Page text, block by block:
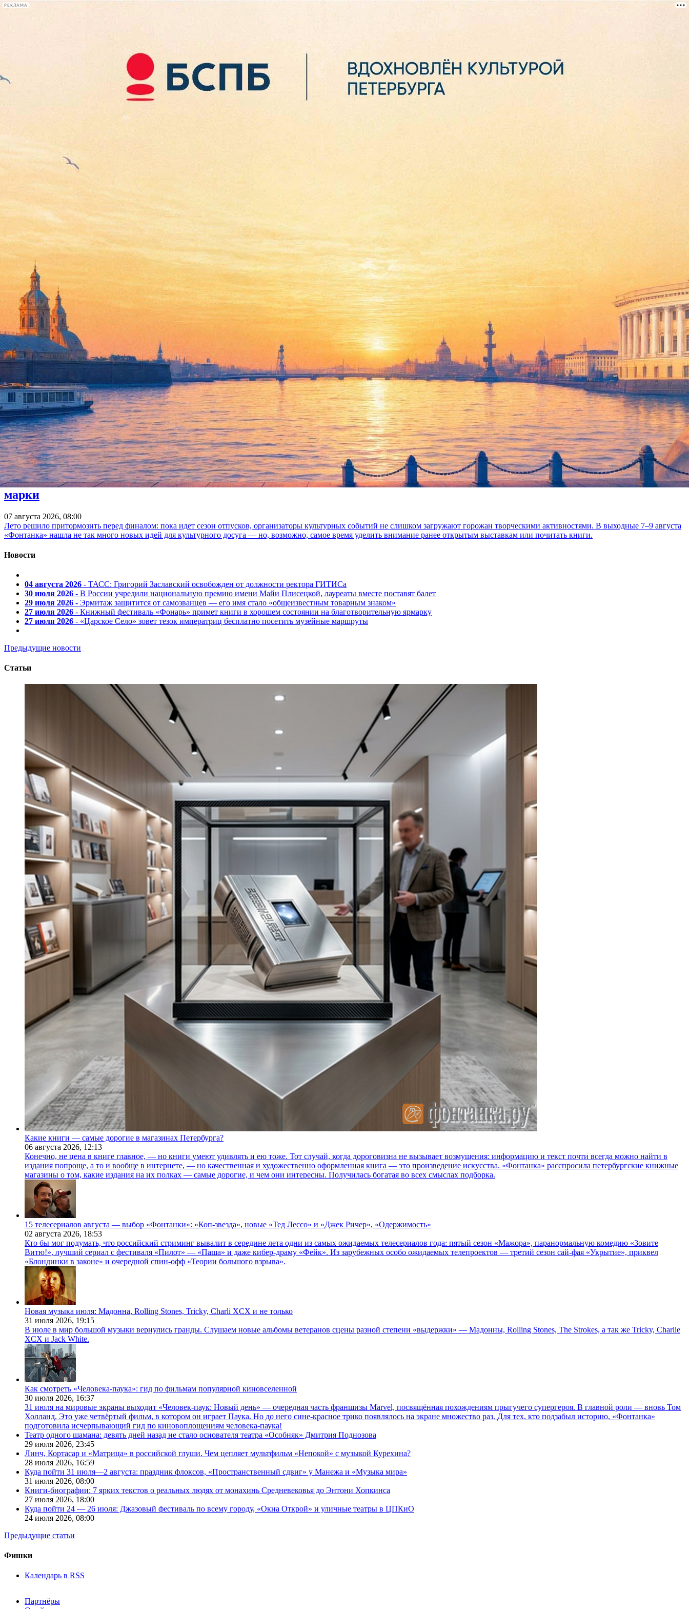
РЕКЛАМА
лекции
книги
09 сентября 2016, пятница
В Петербурге открывается выставка о Северной Корее
Вдова Солженицына: «Архипелаг ГУЛАГ» не нужно преподавать в школах
Куда пойти 9-11 сентября: Голливуд в Петергофе, молекулярная музыка в Особняке Румянцева, фестиваль технологий в Музее связи
01:05:
Умер 50-летний писатель Марат Басыров
Архив предыдущих материалов
Куда пойти 7–9 августа: «Пикник Афиши», песни «Короля и Шута» в Ледовом, день рождения Зощенко и кубинские
марки
07 августа 2026, 08:00
Лето решило притормозить перед финалом: пока идет сезон отпусков, организаторы культурных событий не слишком загружают горожан творческими активностями. В выходные 7–9 августа
«Фонтанка» нашла не так много новых идей для культурного досуга — но, возможно, самое время уделить внимание ранее открытым выставкам или почитать книги.
Новости
04 августа 2026 - ТАСС: Григорий Заславский освобожден от должности ректора ГИТИСа
30 июля 2026 - В России учредили национальную премию имени Майи Плисецкой, лауреаты вместе поставят балет
29 июля 2026 - Эрмитаж защитится от самозванцев — его имя стало «общеизвестным товарным знаком»
27 июля 2026 - Книжный фестиваль «Фонарь» примет книги в хорошем состоянии на благотворительную ярмарку
27 июля 2026 - «Царское Село» зовет тезок императриц бесплатно посетить музейные маршруты
Предыдущие новости
Статьи
Какие книги — самые дорогие в магазинах Петербурга?
06 августа 2026, 12:13
Конечно, не цена в книге главное, — но книги умеют удивлять и ею тоже. Тот случай, когда дороговизна не вызывает возмущения: информацию и текст почти всегда можно найти в
издания попроще, а то и вообще в интернете, — но качественная и художественно оформленная книга — это произведение искусства. «Фонтанка» расспросила петербургские книжные
магазины о том, какие издания на их полках — самые дорогие, и чем они интересны. Получилась богатая во всех смыслах подборка.
15 телесериалов августа — выбор «Фонтанки»: «Коп-звезда», новые «Тед Лессо» и «Джек Ричер», «Одержимость»
02 августа 2026, 18:53
Кто бы мог подумать, что российский стриминг вывалит в середине лета одни из самых ожидаемых телесериалов года: пятый сезон «Мажора», паранормальную комедию «Зовите
Витю!», лучший сериал с фестиваля «Пилот» — «Паша» и даже кибер-драму «Фейк». Из зарубежных особо ожидаемых телепроектов — третий сезон сай-фая «Укрытие», приквел
«Блондинки в законе» и очередной спин-офф «Теории большого взрыва».
Новая музыка июля: Мадонна, Rolling Stones, Tricky, Charli XCX и не только
31 июля 2026, 19:15
В июле в мир большой музыки вернулись гранды. Слушаем новые альбомы ветеранов сцены разной степени «выдержки» — Мадонны, Rolling Stones, The Strokes, а так же Tricky, Charlie
XCX и Jack White.
Как смотреть «Человека-паука»: гид по фильмам популярной киновселенной
30 июля 2026, 16:37
31 июля на мировые экраны выходит «Человек-паук: Новый день» — очередная часть франшизы Marvel, посвящённая похождениям прыгучего супергероя. В главной роли — вновь Том
Холланд. Это уже четвёртый фильм, в котором он играет Паука. Но до него сине-красное трико появлялось на экране множество раз. Для тех, кто подзабыл историю, «Фонтанка»
подготовила исчерпывающий гид по киновоплощениям человека-паука!
Театр одного шамана: девять дней назад не стало основателя театра «Особняк» Дмитрия Поднозова
29 июля 2026, 23:45
Линч, Кортасар и «Матрица» в российской глуши. Чем цепляет мультфильм «Непокой» с музыкой Курехина?
28 июля 2026, 16:59
Куда пойти 31 июля—2 августа: праздник флоксов, «Пространственный сдвиг» у Манежа и «Музыка мира»
31 июля 2026, 08:00
Книги-биографии: 7 ярких текстов о реальных людях от монахинь Средневековья до Энтони Хопкинса
27 июля 2026, 18:00
Куда пойти 24 — 26 июля: Джазовый фестиваль по всему городу, «Окна Открой» и уличные театры в ЦПКиО
24 июля 2026, 08:00
Предыдущие статьи
Фишки
Календарь в RSS
Партнёры